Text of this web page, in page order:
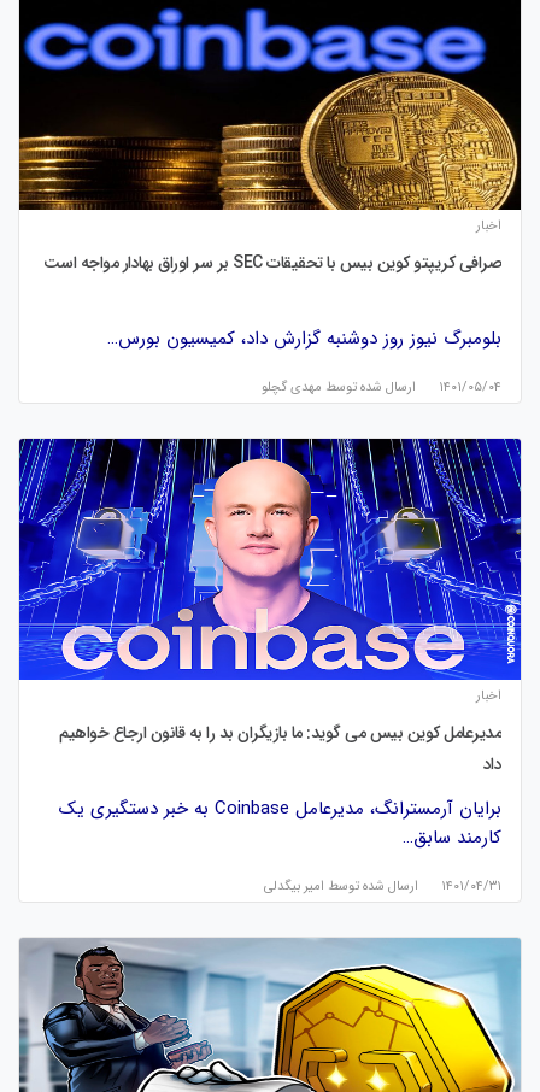
اخبار
صرافی کریپتو کوین بیس با تحقیقات SEC بر سر اوراق بهادار مواجه است
بلومبرگ نیوز روز دوشنبه گزارش داد، کمیسیون بورس…
۱۴۰۱/۰۵/۰۴ ارسال شده توسط مهدی گچلو
اخبار
مدیرعامل کوین بیس می گوید: ما بازیگران بد را به قانون ارجاع خواهیم
داد
برایان آرمسترانگ، مدیرعامل Coinbase به خبر دستگیری یک
کارمند سابق…
۱۴۰۱/۰۴/۳۱ ارسال شده توسط امیر بیگدلی